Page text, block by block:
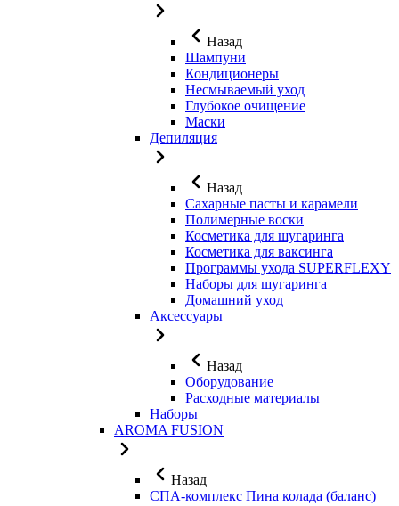
Назад
Шампуни
Кондиционеры
Несмываемый уход
Глубокое очищение
Маски
Депиляция
Назад
Сахарные пасты и карамели
Полимерные воски
Косметика для шугаринга
Косметика для ваксинга
Программы ухода SUPERFLEXY
Наборы для шугаринга
Домашний уход
Аксессуары
Назад
Оборудование
Расходные материалы
Наборы
AROMA FUSION
Назад
СПА-комплекс Пина колада (баланс)